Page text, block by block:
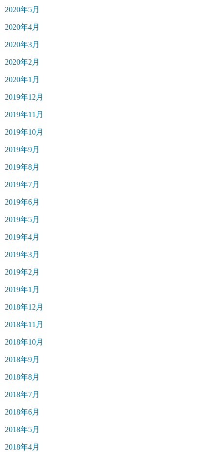
2020年5月
2020年4月
2020年3月
2020年2月
2020年1月
2019年12月
2019年11月
2019年10月
2019年9月
2019年8月
2019年7月
2019年6月
2019年5月
2019年4月
2019年3月
2019年2月
2019年1月
2018年12月
2018年11月
2018年10月
2018年9月
2018年8月
2018年7月
2018年6月
2018年5月
2018年4月